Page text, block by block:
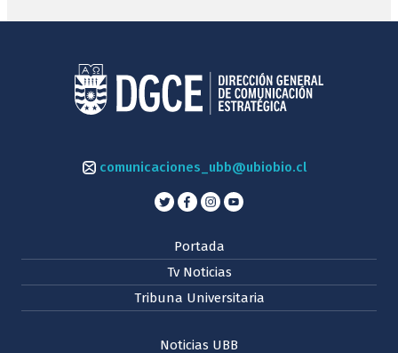
comunicaciones_ubb@ubiobio.cl
Portada
Tv Noticias
Tribuna Universitaria
Noticias UBB